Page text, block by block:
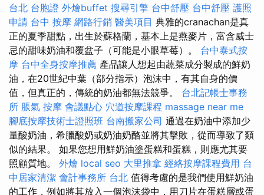
台北 台胞證 外燴buffet 搜尋引擎 台中舒壓 台中舒壓 護照
申請 台中 按摩 網路行銷 醫美項目 典雅的cranachan是真
正的夏季甜點，出生於蘇格蘭，基本上是燕麥片，富含威士
忌的甜味奶油和覆盆子（可能是小眼草莓）。 台中泰式按
摩 台中全身按摩推薦 產品讓人想起由蔬菜成分製成的鮮奶
油，在20世紀中葉（部分指示）泡沫中，有其自身的價
值，但真正的，傳統的奶油都無法競爭。 台北記帳士事務
所 脹氣 按摩 會議點心 穴道按摩課程 massage near me
腳底按摩技術士證照班 台南搬家公司 通過在奶油中添加少
量酸奶油，希臘酸奶或奶油奶酪並將其擊敗，從而導致了類
似的結果。 如果您想用鮮奶油塗蛋糕和蛋糕，則應尤其要
照顧質地。 外燴 local seo 大里推拿 經絡按摩課程費用 台
中居家清潔 會計事務所 台北 值得考慮的是我們使用鮮奶油
的工作，例如將其放入一個泡沫袋中，用刀片在蛋糕層或蛋